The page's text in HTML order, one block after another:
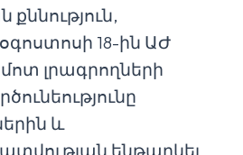
18-ին ԱԺ
լրագրողների
և
ենթարկել